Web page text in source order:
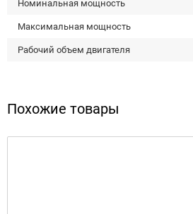
Номинальная мощность
Максимальная мощность
Рабочий объем двигателя
Похожие товары